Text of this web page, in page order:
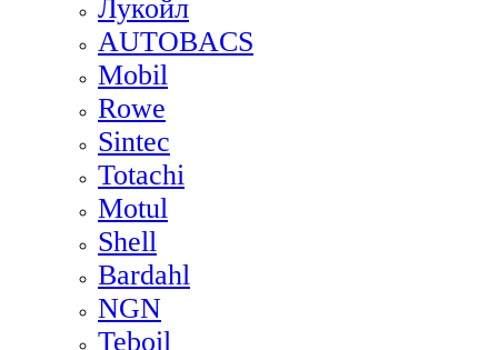
Лукойл
AUTOBACS
Mobil
Rowe
Sintec
Totachi
Motul
Shell
Bardahl
NGN
Teboil